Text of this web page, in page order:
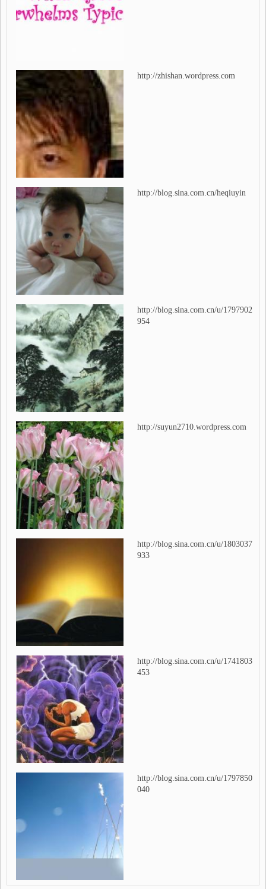
http://zhishan.wordpress.com
http://blog.sina.com.cn/heqiuyin
http://blog.sina.com.cn/u/1797902
954
http://suyun2710.wordpress.com
http://blog.sina.com.cn/u/1803037
933
http://blog.sina.com.cn/u/1741803
453
http://blog.sina.com.cn/u/1797850
040